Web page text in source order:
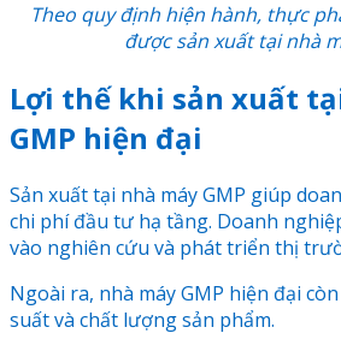
Theo quy định hiện hành, thực
được sản xuất tại nhà
Lợi thế khi sản xuất
GMP hiện đại
Sản xuất tại nhà máy GMP giúp
chi phí đầu tư hạ tầng. Doanh
vào nghiên cứu và phát triển thị
Ngoài ra, nhà máy GMP hiện đại
suất và chất lượng sản phẩm.